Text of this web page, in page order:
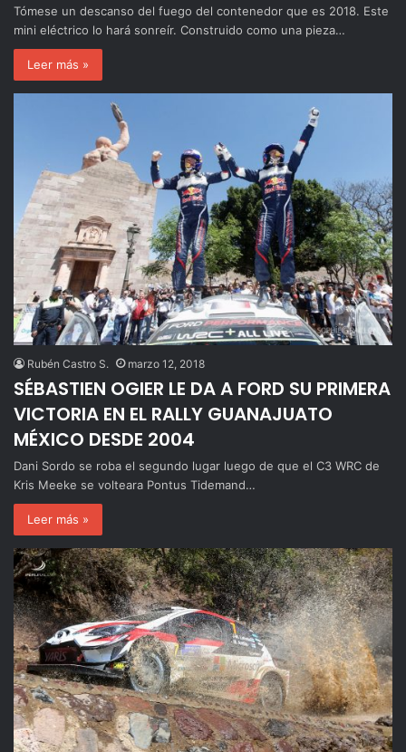
Tómese un descanso del fuego del contenedor que es 2018. Este
mini eléctrico lo hará sonreír. Construido como una pieza…
Leer más »
Rubén Castro S. marzo 12, 2018
SÉBASTIEN OGIER LE DA A FORD SU PRIMERA
VICTORIA EN EL RALLY GUANAJUATO
MÉXICO DESDE 2004
Dani Sordo se roba el segundo lugar luego de que el C3 WRC de
Kris Meeke se volteara Pontus Tidemand…
Leer más »